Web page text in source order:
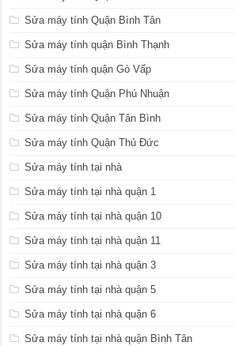
Sửa máy tính Quận Bình Tân
Sửa máy tính quận Bình Thạnh
Sửa máy tính quận Gò Vấp
Sửa máy tính Quận Phú Nhuận
Sửa máy tính Quận Tân Bình
Sửa máy tính Quận Thủ Đức
Sửa máy tính tại nhà
Sửa máy tính tại nhà quận 1
Sửa máy tính tại nhà quận 10
Sửa máy tính tại nhà quận 11
Sửa máy tính tại nhà quận 3
Sửa máy tính tại nhà quận 5
Sửa máy tính tại nhà quận 6
Sửa máy tính tại nhà quận Bình Tân